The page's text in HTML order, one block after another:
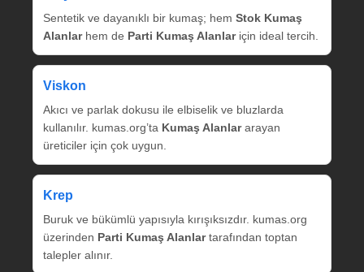
Sentetik ve dayanıklı bir kumaş; hem Stok Kumaş
Alanlarhem de Parti Kumaş Alanlariçin ideal tercih.
Viskon
Akıcı ve parlak dokusu ile elbiselik ve bluzlarda
kullanılır. kumas.org’ta Kumaş Alanlararayan
üreticiler için çok uygun.
Krep
Buruk ve bükümlü yapısıyla kırışıksızdır. kumas.org
üzerinden Parti Kumaş Alanlartarafından toptan
talepler alınır.